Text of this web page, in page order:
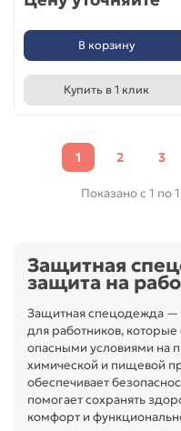
В корзину
Купить в 1 клик
1 2 3
Показано с 1 по
Защитная
защита на
Защитная спецодежда —
для работников, которые
опасными условиями на
химической и пищевой
обеспечивает
помогает сохранять
комфорт и